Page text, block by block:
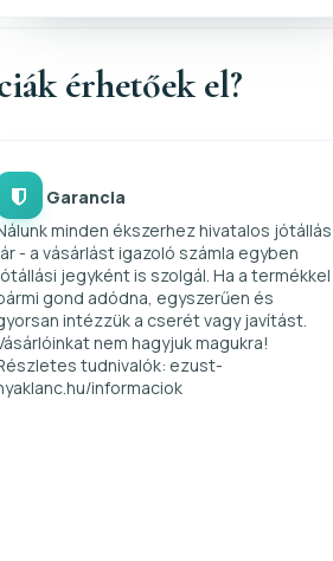
érhetőek el?
Garancia
minden ékszerhez hivatalos jótállás
- a vásárlást igazoló számla egyben
jegyként is szolgál. Ha a termékkel
gond adódna, egyszerűen és
intézzük a cserét vagy javítást.
nem hagyjuk magukra!
tudnivalók: ezust-
informaciok